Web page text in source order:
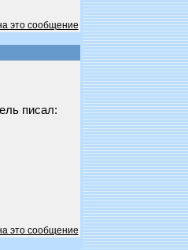
это сообщение
писал:
это сообщение